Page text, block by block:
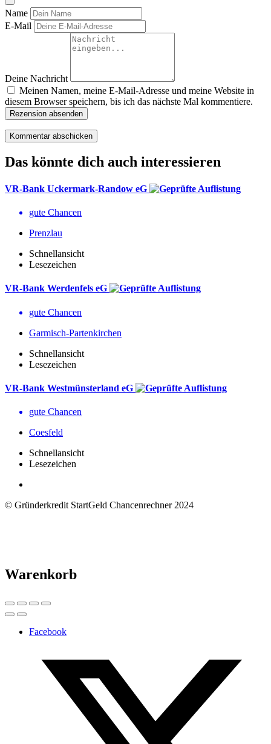
Name
E-Mail
Deine Nachricht
Meinen Namen, meine E-Mail-Adresse und meine Website in
diesem Browser speichern, bis ich das nächste Mal kommentiere.
Rezension absenden
Das könnte dich auch interessieren
VR-Bank Uckermark-Randow eG
gute Chancen
Prenzlau
Schnellansicht
Lesezeichen
VR-Bank Werdenfels eG
gute Chancen
Garmisch-Partenkirchen
Schnellansicht
Lesezeichen
VR-Bank Westmünsterland eG
gute Chancen
Coesfeld
Schnellansicht
Lesezeichen
© Gründerkredit StartGeld Chancenrechner 2024
Warenkorb
Facebook